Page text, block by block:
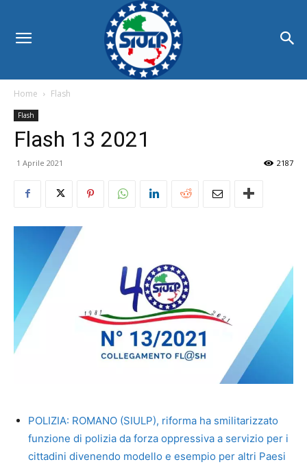
Home Flash
Flash
Flash 13 2021
1 Aprile 2021 2187
POLIZIA: ROMANO (SIULP), riforma ha smilitarizzato
funzione di polizia da forza oppressiva a servizio per i
cittadini divenendo modello e esempio per altri Paesi